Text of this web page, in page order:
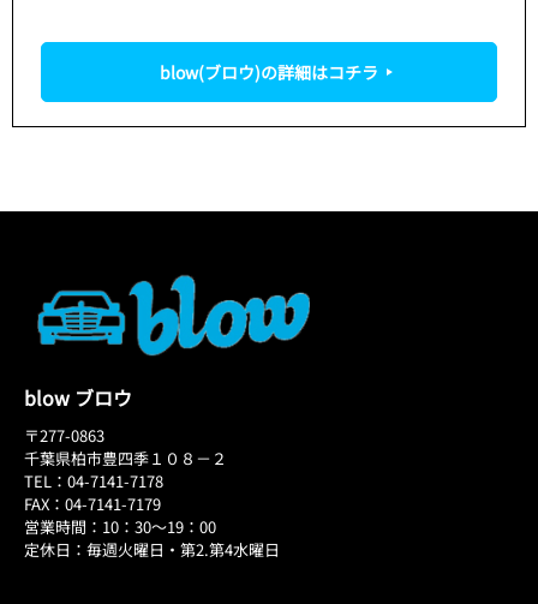
blow(ブロウ)の詳細はコチラ
blow ブロウ
〒277-0863
千葉県柏市豊四季１０８－２
TEL：04-7141-7178
FAX：04-7141-7179
営業時間：10：30～19：00
定休日：毎週火曜日・第2.第4水曜日